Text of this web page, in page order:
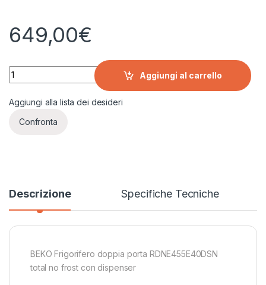
649,00€
BEKO Frigorifero DOPPIA PORTA RDNE455E40DSN TOTAL
Aggiungi al carrello
Aggiungi alla lista dei desideri
Confronta
Descrizione Specifiche Tecniche
BEKO Frigorifero doppia porta RDNE455E40DSN
total no frost con dispenser